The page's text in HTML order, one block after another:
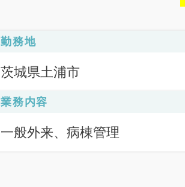
勤務地
茨城県土浦市
業務内容
一般外来、病棟管理